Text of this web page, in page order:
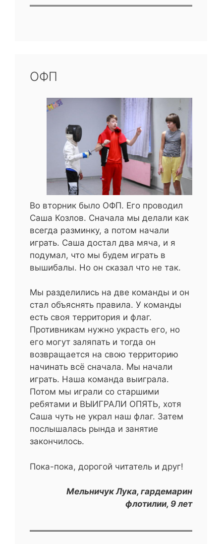
ОФП
Во вторник было ОФП. Его проводил
Саша Козлов. Сначала мы делали как
всегда разминку, а потом начали
играть. Саша достал два мяча, и я
подумал, что мы будем играть в
вышибалы. Но он сказал что не так.
Мы разделились на две команды и он
стал объяснять правила. У команды
есть своя территория и флаг.
Противникам нужно украсть его, но
его могут заляпать и тогда он
возвращается на свою территорию
начинать всё сначала. Мы начали
играть. Наша команда выиграла.
Потом мы играли со старшими
ребятами и ВЫИГРАЛИ ОПЯТЬ, хотя
Саша чуть не украл наш флаг. Затем
послышалась рында и занятие
закончилось.
Пока-пока, дорогой читатель и друг!
Мельничук Лука, гардемарин
флотилии, 9 лет